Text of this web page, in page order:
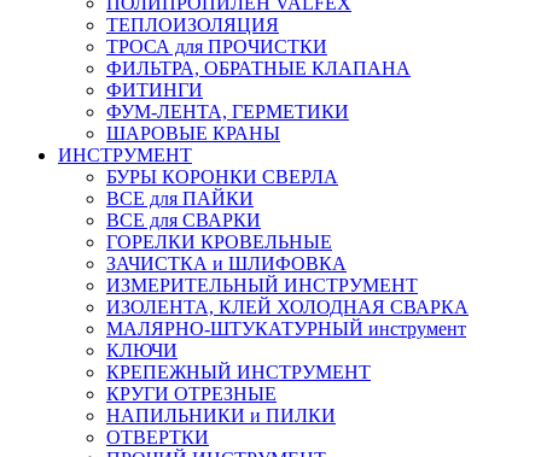
ТЕПЛОИЗОЛЯЦИЯ
ТРОСА для ПРОЧИСТКИ
ФИЛЬТРА, ОБРАТНЫЕ КЛАПАНА
ФИТИНГИ
ФУМ-ЛЕНТА, ГЕРМЕТИКИ
ШАРОВЫЕ КРАНЫ
ИНСТРУМЕНТ
БУРЫ КОРОНКИ СВЕРЛА
ВСЕ для ПАЙКИ
ВСЕ для СВАРКИ
ГОРЕЛКИ КРОВЕЛЬНЫЕ
ЗАЧИСТКА и ШЛИФОВКА
ИЗМЕРИТЕЛЬНЫЙ ИНСТРУМЕНТ
ИЗОЛЕНТА, КЛЕЙ ХОЛОДНАЯ СВАРКА
МАЛЯРНО-ШТУКАТУРНЫЙ инструмент
КЛЮЧИ
КРЕПЕЖНЫЙ ИНСТРУМЕНТ
КРУГИ ОТРЕЗНЫЕ
НАПИЛЬНИКИ и ПИЛКИ
ОТВЕРТКИ